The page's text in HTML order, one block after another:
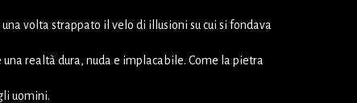
volta strappato il velo di illusioni su cui si fondava
realtà dura, nuda e implacabile. Come la pietra
uomini.